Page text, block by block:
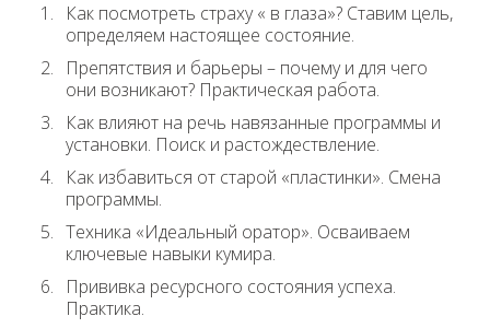
Как посмотреть страху « в глаза»? Ставим цель,
определяем настоящее состояние.
Препятствия и барьеры – почему и для чего
они возникают? Практическая работа.
Как влияют на речь навязанные программы и
установки. Поиск и растождествление.
Как избавиться от старой «пластинки». Смена
программы.
Техника «Идеальный оратор». Осваиваем
ключевые навыки кумира.
Прививка ресурсного состояния успеха.
Практика.